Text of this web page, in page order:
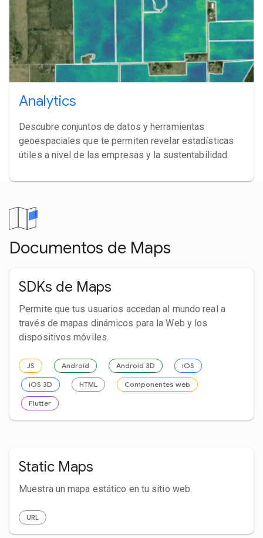
Analytics
Descubre conjuntos de datos y herramientas
geoespaciales que te permiten revelar estadísticas
útiles a nivel de las empresas y la sustentabilidad.
Documentos de Maps
SDKs de Maps
Permite que tus usuarios accedan al mundo real a
través de mapas dinámicos para la Web y los
dispositivos móviles.
JS Android Android 3D iOS
iOS 3D HTML Componentes web
Flutter
Static Maps
Muestra un mapa estático en tu sitio web.
URL